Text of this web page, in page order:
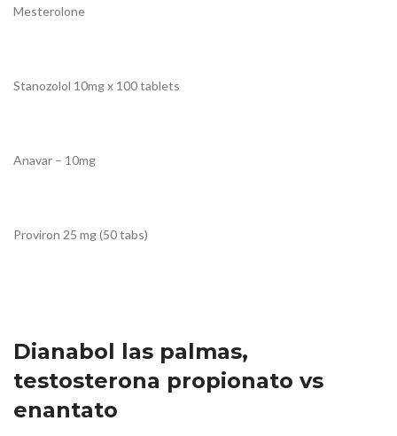
Mesterolone
Stanozolol 10mg x 100 tablets
Anavar – 10mg
Proviron 25 mg (50 tabs)
Dianabol las palmas,
testosterona propionato vs
enantato